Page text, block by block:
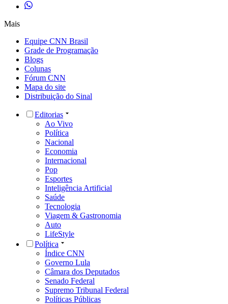
Mais
Equipe CNN Brasil
Grade de Programação
Blogs
Colunas
Fórum CNN
Mapa do site
Distribuição do Sinal
Editorias
Ao Vivo
Política
Nacional
Economia
Internacional
Pop
Esportes
Inteligência Artificial
Saúde
Tecnologia
Viagem & Gastronomia
Auto
LifeStyle
Política
Índice CNN
Governo Lula
Câmara dos Deputados
Senado Federal
Supremo Tribunal Federal
Políticas Públicas